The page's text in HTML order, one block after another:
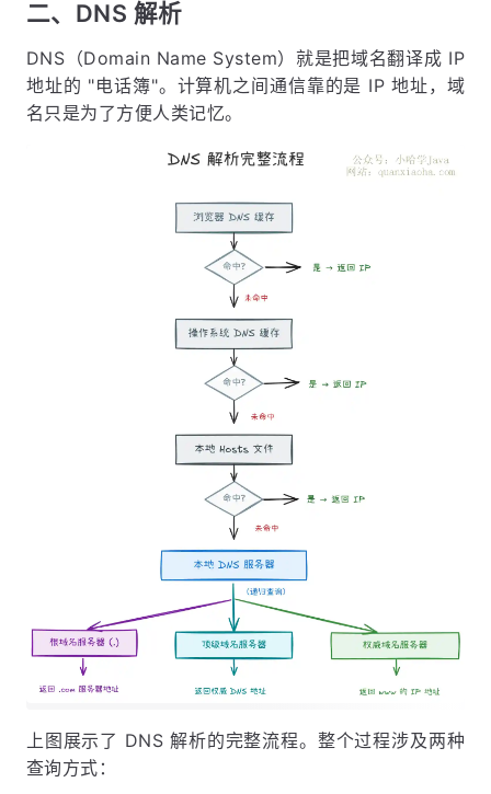
二、DNS 解析
DNS（Domain Name System）就是把域名翻译成 IP
地址的 "电话簿"。计算机之间通信靠的是 IP 地址，域
名只是为了方便人类记忆。
上图展示了 DNS 解析的完整流程。整个过程涉及两种
查询方式：